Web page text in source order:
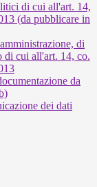
di cui all'art. 14,
(da pubblicare in
di
di cui all'art. 14, co.
da
dei dati